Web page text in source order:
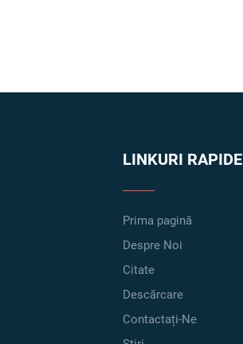
LINKURI RAPIDE
Prima pagină
Despre Noi
Citate
Descărcare
Contactați-Ne